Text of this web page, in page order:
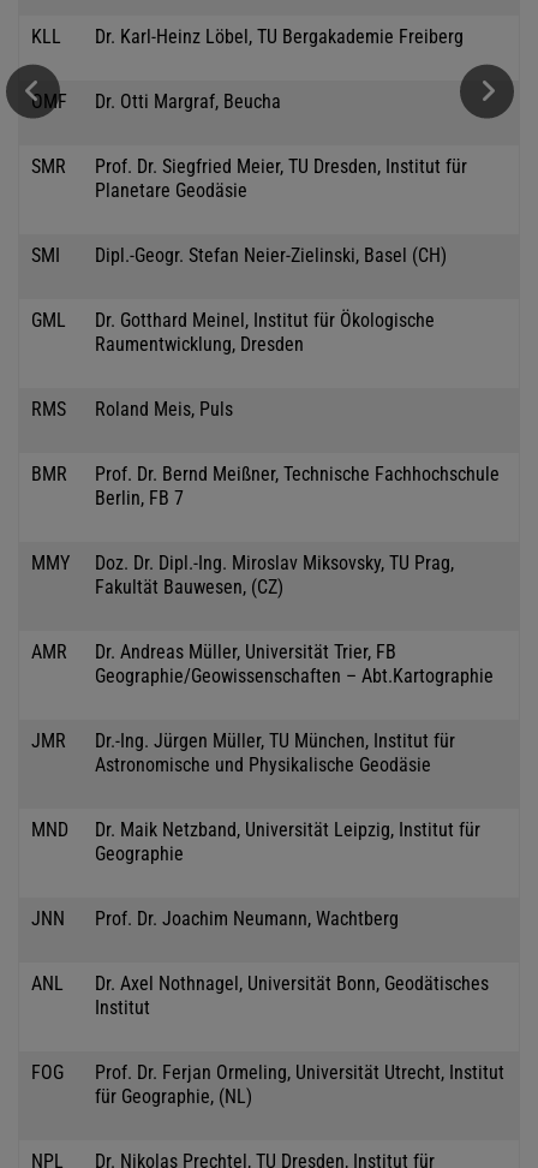
KLL Dr. Karl-Heinz Löbel, TU Bergakademie Freiberg
OMF Dr. Otti Margraf, Beucha
SMR
Prof. Dr. Siegfried Meier, TU Dresden, Institut für
Planetare Geodäsie
SMI Dipl.-Geogr. Stefan Neier-Zielinski, Basel (CH)
GML
Dr. Gotthard Meinel, Institut für Ökologische
Raumentwicklung, Dresden
RMS Roland Meis, Puls
BMR
Prof. Dr. Bernd Meißner, Technische Fachhochschule
Berlin, FB 7
MMY
Doz. Dr. Dipl.-Ing. Miroslav Miksovsky, TU Prag,
Fakultät Bauwesen, (CZ)
AMR
Dr. Andreas Müller, Universität Trier, FB
Geographie/Geowissenschaften – Abt.Kartographie
JMR
Dr.-Ing. Jürgen Müller, TU München, Institut für
Astronomische und Physikalische Geodäsie
MND
Dr. Maik Netzband, Universität Leipzig, Institut für
Geographie
JNN Prof. Dr. Joachim Neumann, Wachtberg
ANL
Dr. Axel Nothnagel, Universität Bonn, Geodätisches
Institut
FOG
Prof. Dr. Ferjan Ormeling, Universität Utrecht, Institut
für Geographie, (NL)
NPL Dr. Nikolas Prechtel, TU Dresden, Institut für